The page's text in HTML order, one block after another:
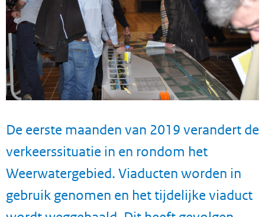
De eerste maanden van 2019 verandert de
verkeerssituatie in en rondom het
Weerwatergebied. Viaducten worden in
gebruik genomen en het tijdelijke viaduct